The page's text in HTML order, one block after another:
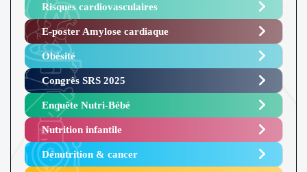
Risques cardiovasculaires
E-poster Amylose cardiaque ​
Obésité ​
Congrès SRS 2025 ​
Enquête Nutri-Bébé ​
Nutrition infantile
Dénutrition & cancer